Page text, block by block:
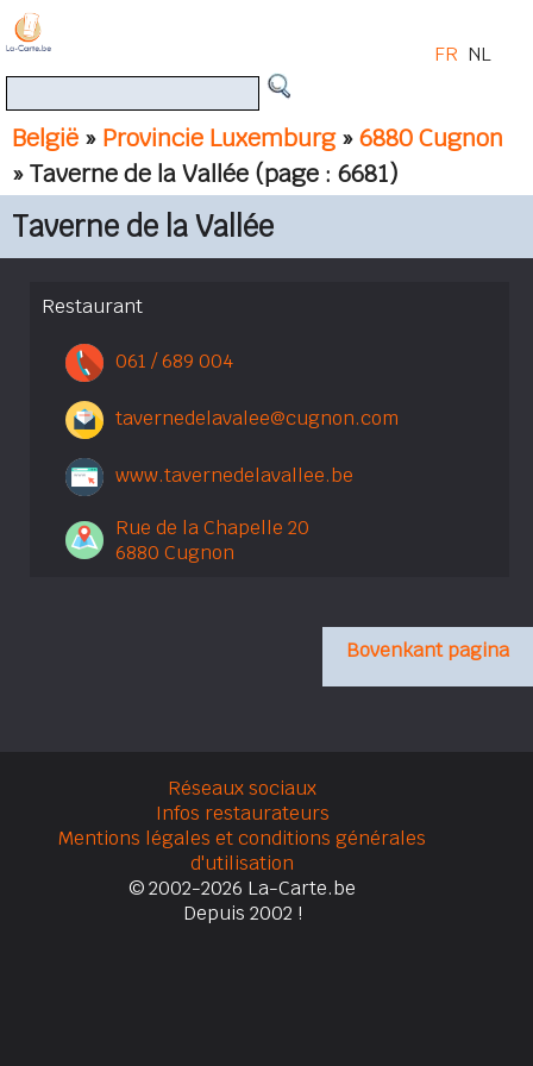
België » Provincie Luxemburg»6880 Cugnon
» Taverne de la Vallée (page : 6681)
FR NL
Taverne de la Vallée
Restaurant
061 / 689 004
tavernedelavalee@cugnon.com
www.tavernedelavallee.be
Rue de la Chapelle 20
6880 Cugnon
Bovenkant pagina
Réseaux sociaux
Infos restaurateurs
Mentions légales et conditions générales
d'utilisation
© 2002-2026 La-Carte.be
Depuis 2002 !